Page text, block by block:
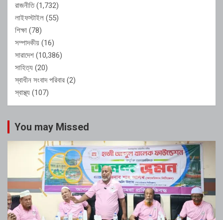
রাজনীতি(1,732)
লাইফস্টাইল (55)
শিক্ষা (78)
সম্পাদকীয় (16)
সারাদেশ (10,386)
সাহিত্য (20)
স্বাধীন সংবাদ পরিবার (2)
স্বাস্থ্য (107)
You may Missed